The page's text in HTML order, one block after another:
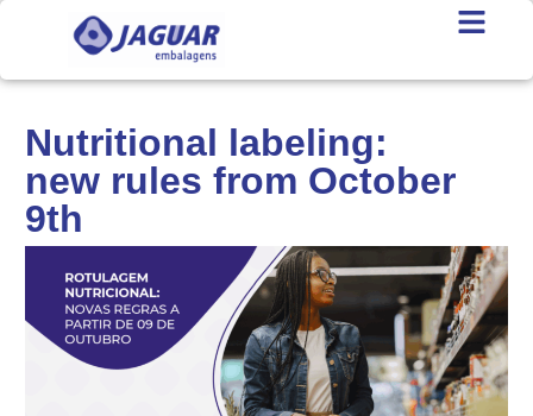
Nutritional labeling:
new rules from October
9th